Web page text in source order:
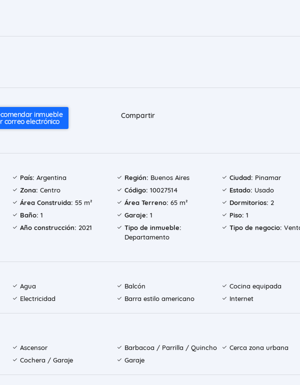
inmueble
correo electrónico
Compartir
País: Argentina Región: Buenos Aires Ciudad: Pinamar
Zona: Centro Código: 10027514 Estado: Usado
Área Construida: 55 m² Área Terreno: 65 m² Dormitorios: 2
Baño: 1 Garaje: 1 Piso: 1
Año construcción: 2021
Tipo de inmueble:
Departamento
Tipo de negocio:
Agua Balcón
Cocina equipada
Electricidad
Barra estilo americano Internet
Ascensor Barbacoa / Parrilla / Quincho
Cerca zona urbana
Cochera / Garaje
Garaje